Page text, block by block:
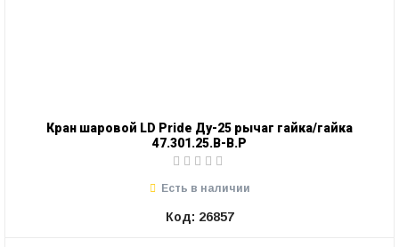
Кран шаровой LD Pride Ду-25 рычаг гайка/гайка
47.301.25.В-В.Р
Есть в наличии
Код: 26857